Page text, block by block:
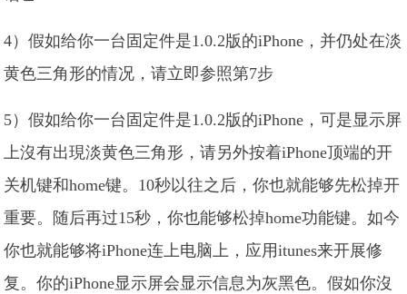
4）假如给你一台固定件是1.0.2版的iPhone，并仍处在淡
黄色三角形的情况，请立即参照第7步
5）假如给你一台固定件是1.0.2版的iPhone，可是显示屏
上沒有出現淡黄色三角形，请另外按着iPhone顶端的开
关机键和home键。10秒以往之后，你也就能够先松掉开
重要。随后再过15秒，你也能够松掉home功能键。如今
你也就能够将iPhone连上电脑上，应用itunes来开展修
复。你的iPhone显示屏会显示信息为灰黑色。假如你沒